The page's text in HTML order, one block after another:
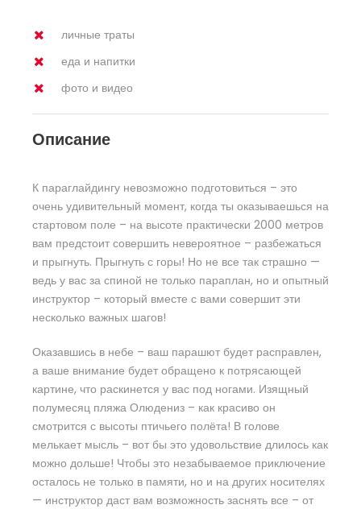
личные траты
еда и напитки
фото и видео
Описание
К параглайдингу невозможно подготовиться – это
очень удивительный момент, когда ты оказываешься на
стартовом поле – на высоте практически 2000 метров
вам предстоит совершить невероятное – разбежаться
и прыгнуть. Прыгнуть с горы! Но не все так страшно —
ведь у вас за спиной не только параплан, но и опытный
инструктор – который вместе с вами совершит эти
несколько важных шагов!
Оказавшись в небе – ваш парашют будет расправлен,
а ваше внимание будет обращено к потрясающей
картине, что раскинется у вас под ногами. Изящный
полумесяц пляжа Олюдениз – как красиво он
смотрится с высоты птичьего полёта! В голове
мелькает мысль – вот бы это удовольствие длилось как
можно дольше! Чтобы это незабываемое приключение
осталось не только в памяти, но и на других носителях
— инструктор даст вам возможность заснять все – от